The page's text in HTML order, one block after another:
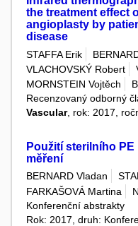
the treatment effect
angioplasty by
disease
STAFFA Erik
VLACHOVSKÝ Robert
MORNSTEIN Vojtěch
Recenzovaný odborný
Vascular, rok: 2017,
Použití sterilního
měření
BERNARD Vladan
FARKAŠOVÁ Martina
Konferenční abstrakty
Rok: 2017, druh: